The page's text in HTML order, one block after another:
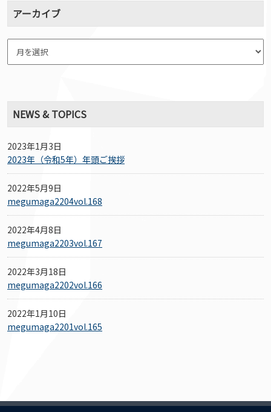
アーカイブ
NEWS & TOPICS
2023年1月3日
2023年（令和5年）年頭ご挨拶
2022年5月9日
megumaga2204vol.168
2022年4月8日
megumaga2203vol.167
2022年3月18日
megumaga2202vol.166
2022年1月10日
megumaga2201vol.165